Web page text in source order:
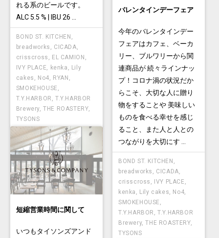
れる系のビールです。
ALC 5.5 % | IBU 26 ...
BOND ST. KITCHEN
breadworks
CICADA
crisscross
EL CAMION
IVY PLACE
kenka
Lily
cakes
No4 RYAN
SMOKEHOUSE
T.Y.HARBOR
,T.Y.HARBOR
Brewery ,THE ROASTERY,
TYSONS
バレンタインデーフェア
今年のバレンタインデー
フェアはカフェ、ベーカ
リー、ブルワリーから関
連商品が 続々ラインナッ
プ！コロナ渦の状況だか
らこそ、大切な人に贈り
物をすることや 美味しい
ものを食べる幸せを感じ
ること、また人と人との
つながりを大切にす ...
BOND ST. KITCHEN
breadworks
CICADA
crisscross
IVY PLACE
kenka
Lily cakes No4
SMOKEHOUSE
T.Y.HARBOR
,T.Y.HARBOR
Brewery,THE ROASTERY,
TYSONS
短縮営業時間に関して
いつもタイソンズアンド